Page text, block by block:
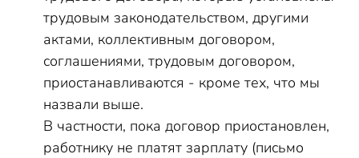
трудовым законодательством, другими
актами, коллективным договором,
соглашениями, трудовым договором,
приостанавливаются - кроме тех, что мы
назвали выше.
В частности, пока договор приостановлен,
работнику не платят зарплату (письмо